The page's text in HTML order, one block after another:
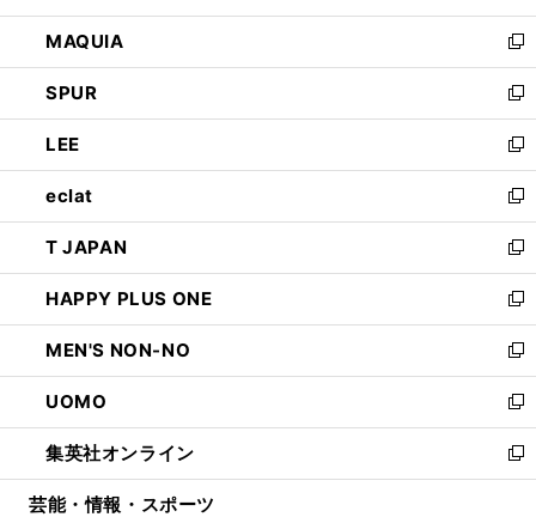
ン
ド
ウ
で
開
く
ウ
ィ
ン
ド
ウ
で
開
く
し
い
ウ
ィ
ン
ド
ウ
で
開
く
MAQUIA
新
し
い
ウ
ィ
ン
ド
ウ
で
開
く
SPUR
新
し
い
ウ
ィ
ン
ド
ウ
で
開
く
LEE
新
し
い
ウ
ィ
ン
ド
ウ
で
開
く
eclat
新
し
い
ウ
ィ
ン
ド
ウ
で
開
く
T JAPAN
新
し
い
ウ
ィ
ン
ド
ウ
で
開
HAPPY PLUS ONE
新
し
い
ウ
ィ
ン
ド
ウ
MEN'S NON-NO
新
し
い
ウ
ィ
ン
UOMO
新
し
い
ウ
集英社オンライン
新
し
芸能・情報・スポーツ